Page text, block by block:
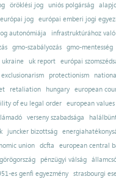
öröklési jog uniós polgárság
európai jog európai emberi jogi
autonómiája
infrastruktúrához
gmo-szabályozás gmo-mentesség
ukraine uk report
európai
exclusionarism protectionism
retaliation hungary
european
of eu legal order
european values
verseny szabadsága
juncker bizottság
union dcfta
european central
görögország pénzügyi válság
es genfi egyezmény
strasbourgi